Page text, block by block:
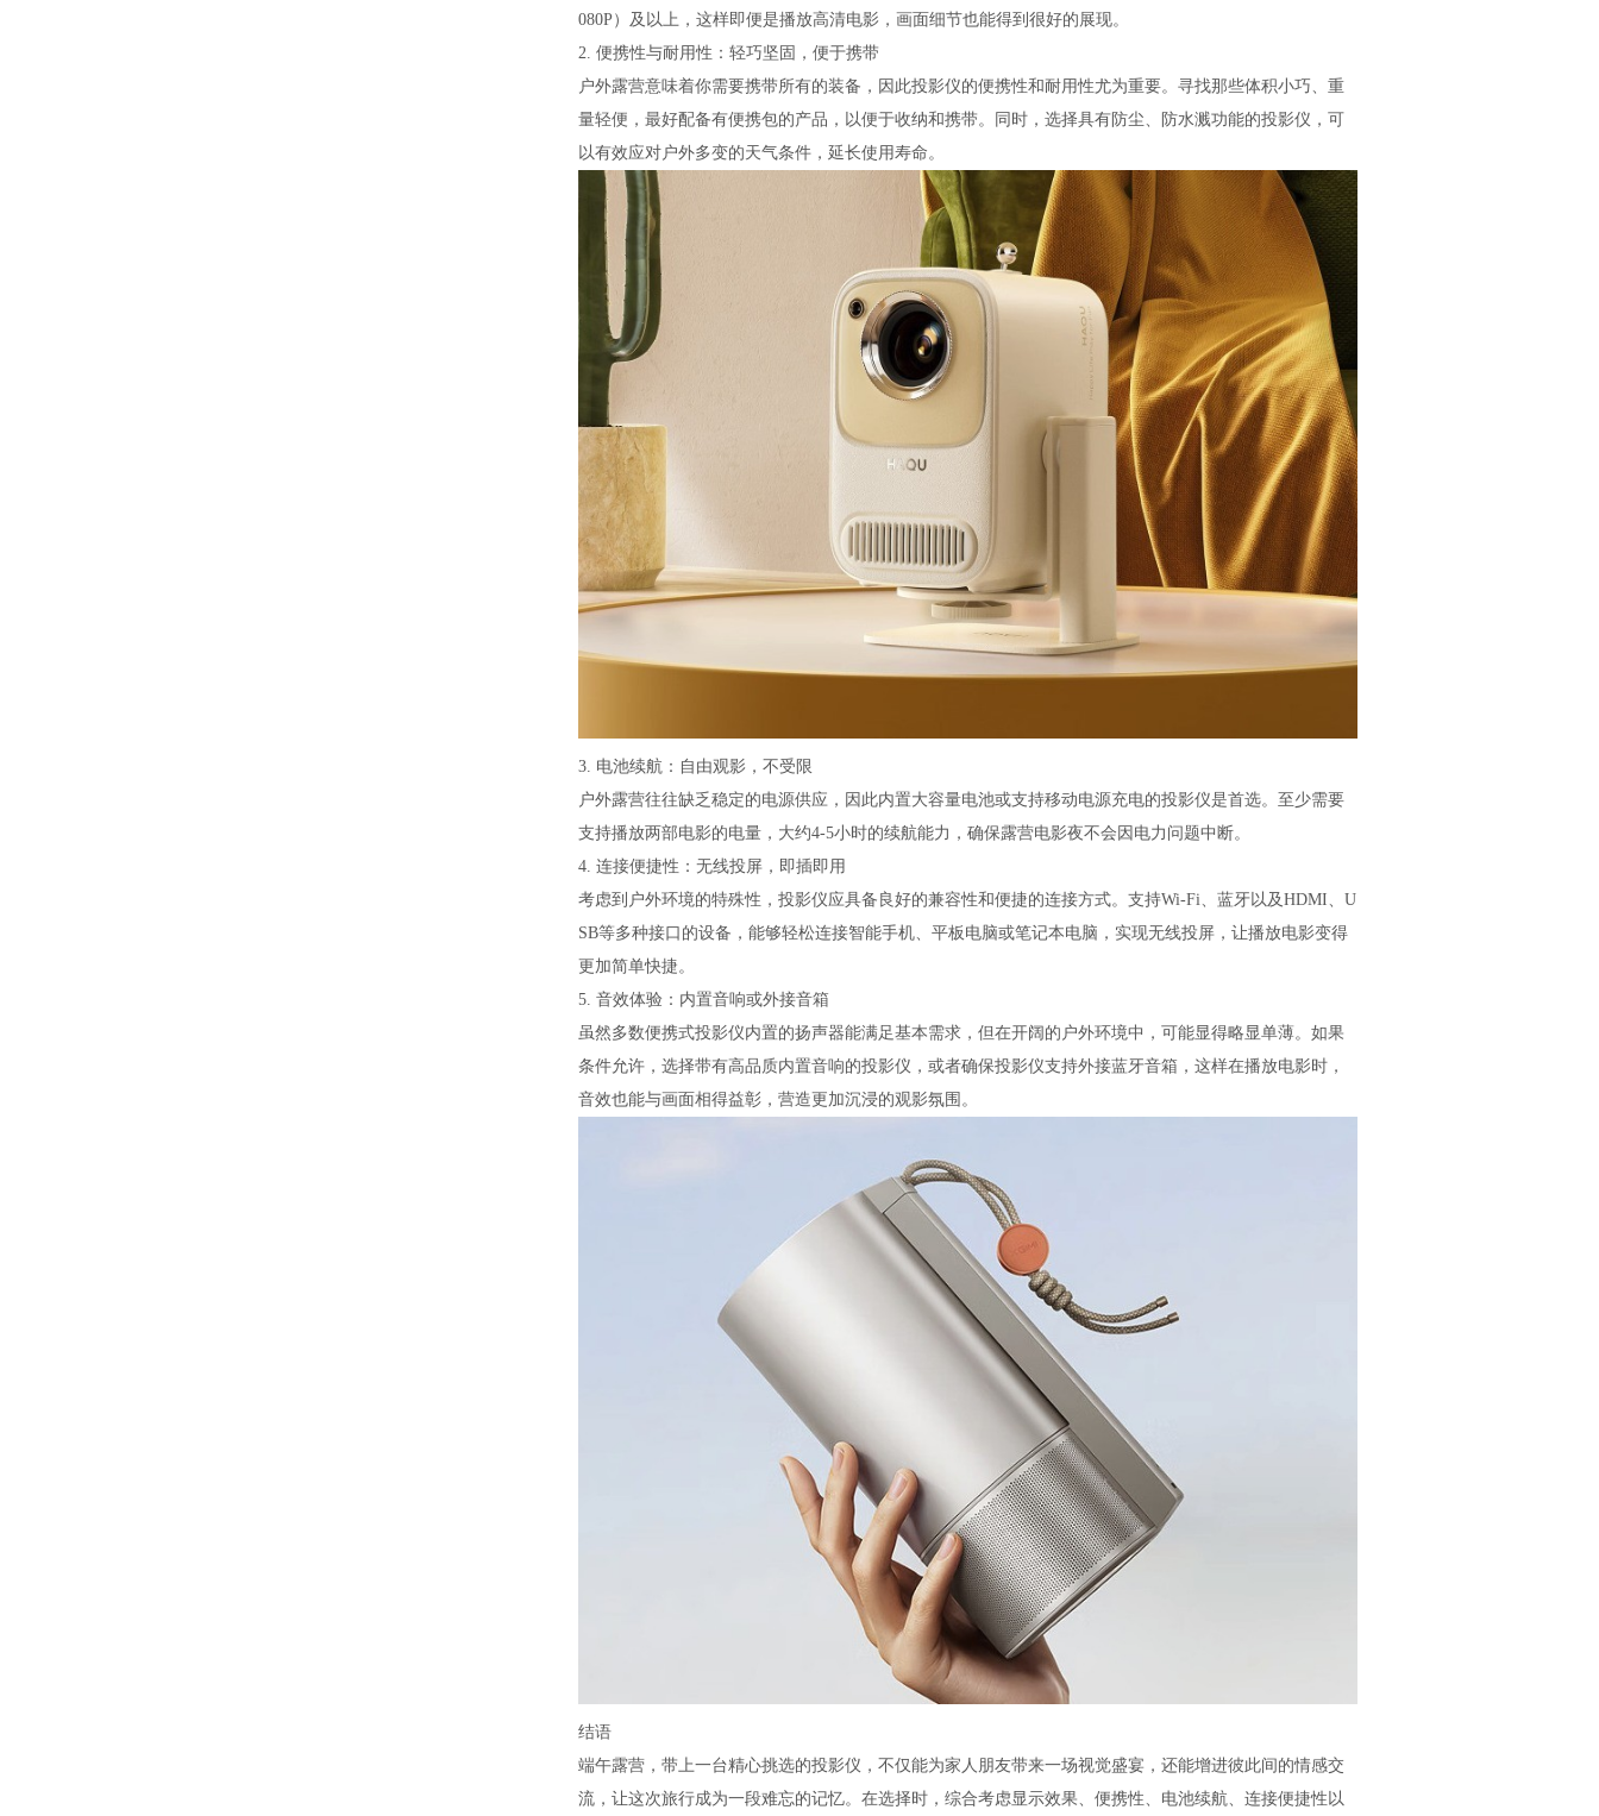
080P）及以上，这样即便是播放高清电影，画面细节也能得到很好的展现。
2. 便携性与耐用性：轻巧坚固，便于携带
户外露营意味着你需要携带所有的装备，因此投影仪的便携性和耐用性尤为重要。寻找那些体积小巧、重
量轻便，最好配备有便携包的产品，以便于收纳和携带。同时，选择具有防尘、防水溅功能的投影仪，可
以有效应对户外多变的天气条件，延长使用寿命。
3. 电池续航：自由观影，不受限
户外露营往往缺乏稳定的电源供应，因此内置大容量电池或支持移动电源充电的投影仪是首选。至少需要
支持播放两部电影的电量，大约4-5小时的续航能力，确保露营电影夜不会因电力问题中断。
4. 连接便捷性：无线投屏，即插即用
考虑到户外环境的特殊性，投影仪应具备良好的兼容性和便捷的连接方式。支持Wi-Fi、蓝牙以及HDMI、U
SB等多种接口的设备，能够轻松连接智能手机、平板电脑或笔记本电脑，实现无线投屏，让播放电影变得
更加简单快捷。
5. 音效体验：内置音响或外接音箱
虽然多数便携式投影仪内置的扬声器能满足基本需求，但在开阔的户外环境中，可能显得略显单薄。如果
条件允许，选择带有高品质内置音响的投影仪，或者确保投影仪支持外接蓝牙音箱，这样在播放电影时，
音效也能与画面相得益彰，营造更加沉浸的观影氛围。
结语
端午露营，带上一台精心挑选的投影仪，不仅能为家人朋友带来一场视觉盛宴，还能增进彼此间的情感交
流，让这次旅行成为一段难忘的记忆。在选择时，综合考虑显示效果、便携性、电池续航、连接便捷性以